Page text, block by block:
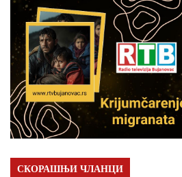
СКОРАШЊИ ЧЛАНЦИ